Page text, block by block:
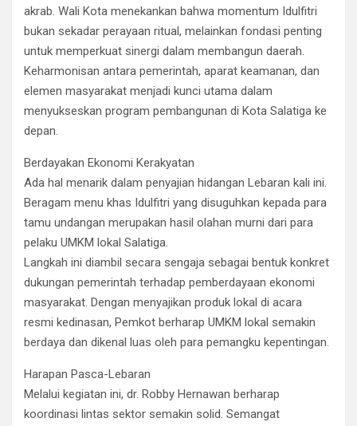
akrab. ​Wali Kota menekankan bahwa momentum Idulfitri
bukan sekadar perayaan ritual, melainkan fondasi penting
untuk memperkuat sinergi dalam membangun daerah.
Keharmonisan antara pemerintah, aparat keamanan, dan
elemen masyarakat menjadi kunci utama dalam
menyukseskan program pembangunan di Kota Salatiga ke
depan.
​Berdayakan Ekonomi Kerakyatan
​Ada hal menarik dalam penyajian hidangan Lebaran kali ini.
Beragam menu khas Idulfitri yang disuguhkan kepada para
tamu undangan merupakan hasil olahan murni dari para
pelaku UMKM lokal Salatiga.
​Langkah ini diambil secara sengaja sebagai bentuk konkret
dukungan pemerintah terhadap pemberdayaan ekonomi
masyarakat. Dengan menyajikan produk lokal di acara
resmi kedinasan, Pemkot berharap UMKM lokal semakin
berdaya dan dikenal luas oleh para pemangku kepentingan.
​Harapan Pasca-Lebaran
​Melalui kegiatan ini, dr. Robby Hernawan berharap
koordinasi lintas sektor semakin solid. Semangat